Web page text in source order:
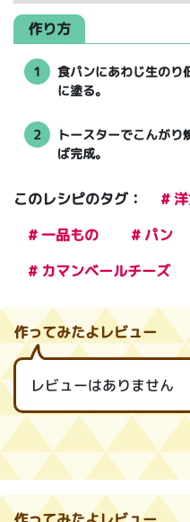
作り方
1
食パンにあわじ生のり
に塗る。
2
トースターでこんが
ば完成。
このレシピのタグ： #
# 一品もの
# パン
# カマンベールチーズ
作ってみたよレビュー
レビューはありません